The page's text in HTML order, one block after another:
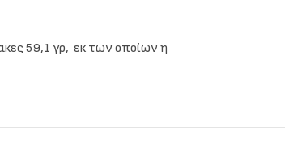
59,1 γρ, εκ των οποίων η